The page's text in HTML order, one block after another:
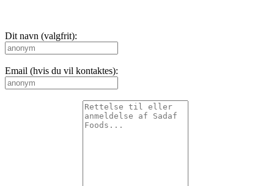
Dit navn (valgfrit):
Email (hvis du vil kontaktes):